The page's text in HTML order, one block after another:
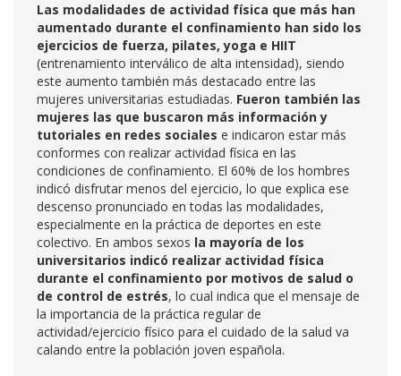
Las modalidades de actividad física que más han
aumentado durante el confinamiento han sido los
ejercicios de fuerza, pilates, yoga e HIIT
(entrenamiento interválico de alta intensidad), siendo
este aumento también más destacado entre las
mujeres universitarias estudiadas. Fueron también las
mujeres las que buscaron más información y
tutoriales en redes sociales e indicaron estar más
conformes con realizar actividad física en las
condiciones de confinamiento. El 60% de los hombres
indicó disfrutar menos del ejercicio, lo que explica ese
descenso pronunciado en todas las modalidades,
especialmente en la práctica de deportes en este
colectivo. En ambos sexos la mayoría de los
universitarios indicó realizar actividad física
durante el confinamiento por motivos de salud o
de control de estrés, lo cual indica que el mensaje de
la importancia de la práctica regular de
actividad/ejercicio físico para el cuidado de la salud va
calando entre la población joven española.